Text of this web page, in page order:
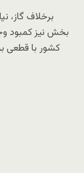
برخلاف گاز،
بخش نیز کمبود
کشور با قطعی